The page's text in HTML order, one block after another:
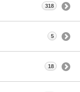
318
5
18